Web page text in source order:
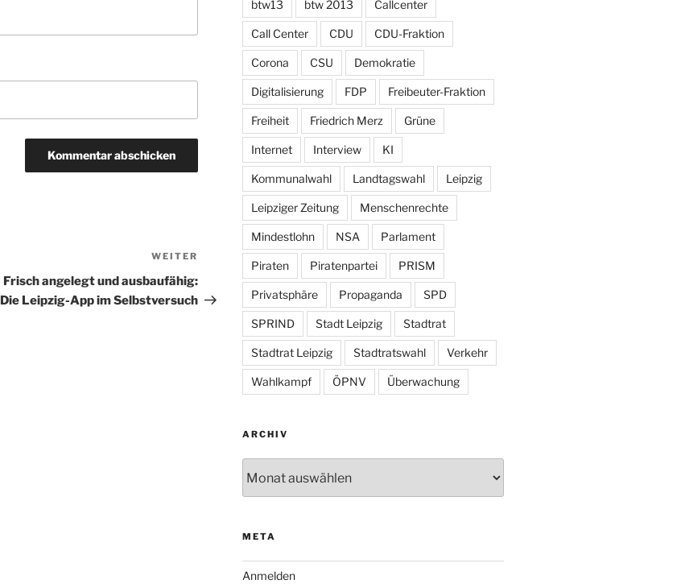
Nächster
Beitrag
WEITER
Frisch angelegt und ausbaufähig:
Die Leipzig-App im Selbstversuch
btw13 btw 2013 Callcenter
Call Center CDU CDU-Fraktion
Corona CSU Demokratie
Digitalisierung FDP Freibeuter-Fraktion
Freiheit Friedrich Merz Grüne
Internet Interview KI
Kommunalwahl Landtagswahl Leipzig
Leipziger Zeitung Menschenrechte
Mindestlohn NSA Parlament
Piraten Piratenpartei PRISM
Privatsphäre Propaganda SPD
SPRIND Stadt Leipzig Stadtrat
Stadtrat Leipzig Stadtratswahl Verkehr
Wahlkampf ÖPNV Überwachung
ARCHIV
META
Anmelden